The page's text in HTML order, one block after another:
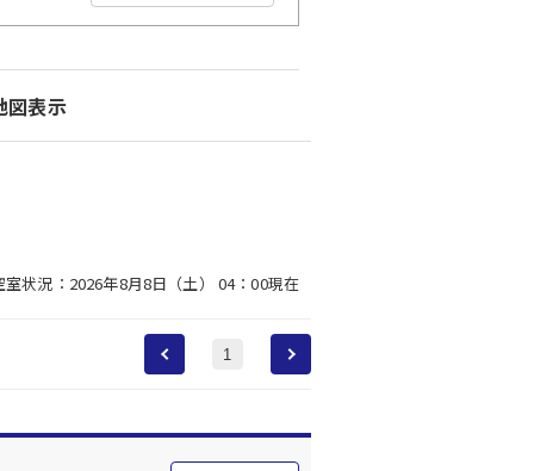
図表示
室状況：2026年8月8日（土） 04：00現在
1